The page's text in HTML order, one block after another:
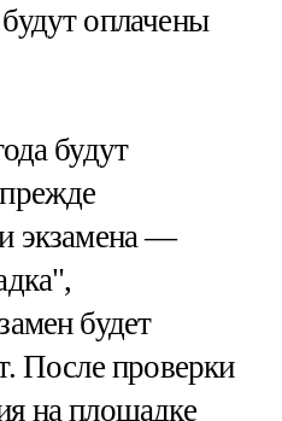
оплачены
будут
экзамена —
будет
После проверки
на площадке